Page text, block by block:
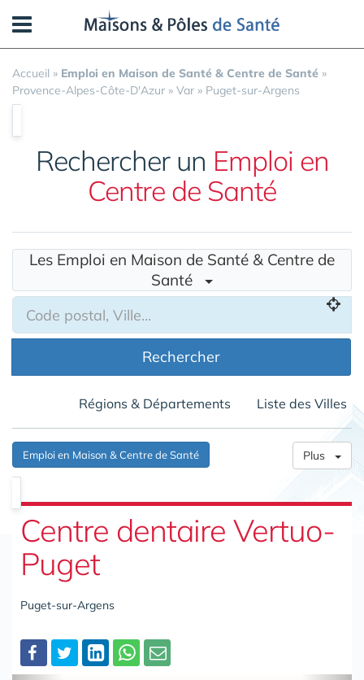
Accueil » Emploi en Maison de Santé & Centre de Santé »
Provence-Alpes-Côte-D'Azur » Var » Puget-sur-Argens
Rechercher un Emploi en
Centre de Santé
Les Emploi en Maison de Santé & Centre de
Santé
Rechercher
Régions & Départements Liste des Villes
Emploi en Maison & Centre de Santé Plus
Centre dentaire Vertuo-
Puget
Puget-sur-Argens
Partager
Panneau de gestion des cookies